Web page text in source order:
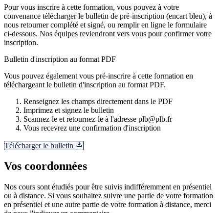
Pour vous inscrire à cette formation, vous pouvez à votre
convenance télécharger le bulletin de pré-inscription (encart bleu), à
nous retourner complété et signé, ou remplir en ligne le formulaire
ci-dessous. Nos équipes reviendront vers vous pour confirmer votre
inscription.
Bulletin d'inscription au format PDF
Vous pouvez également vous pré-inscrire à cette formation en
téléchargeant le bulletin d'inscription au format PDF.
Renseignez les champs directement dans le PDF
Imprimez et signez le bulletin
Scannez-le et retournez-le à l'adresse plb@plb.fr
Vous recevrez une confirmation d'inscription
Télécharger le bulletin
Vos coordonnées
Nos cours sont étudiés pour être suivis indifféremment en présentiel
ou à distance. Si vous souhaitez suivre une partie de votre formation
en présentiel et une autre partie de votre formation à distance, merci